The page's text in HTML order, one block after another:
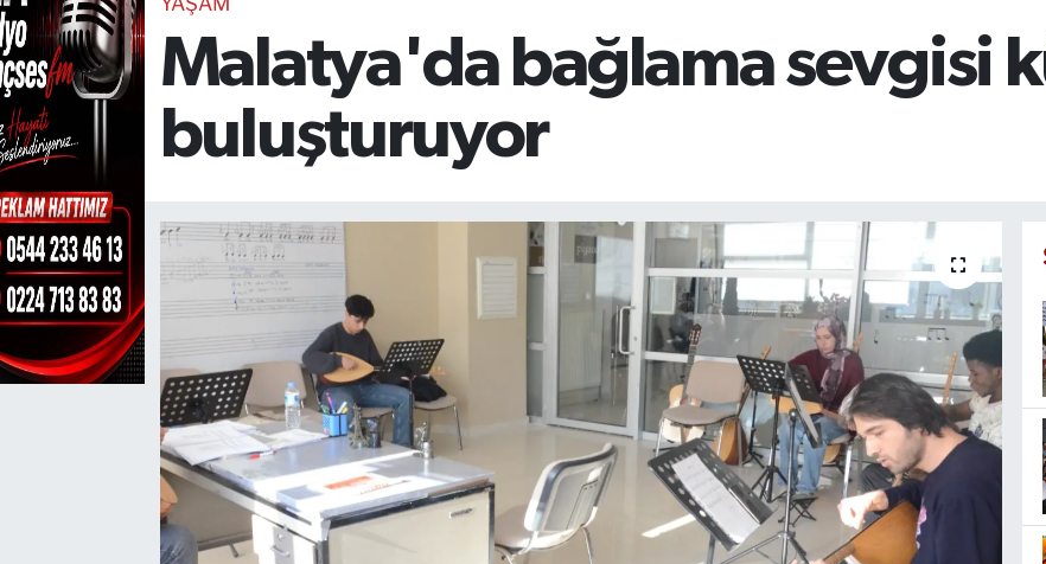
Malatya'da bağlama sevgisi
buluşturuyor
TEKNOLOJİ
CANLI DİNLE
RESMİ İLANLAR
Gencsesfm Canlı Dinle